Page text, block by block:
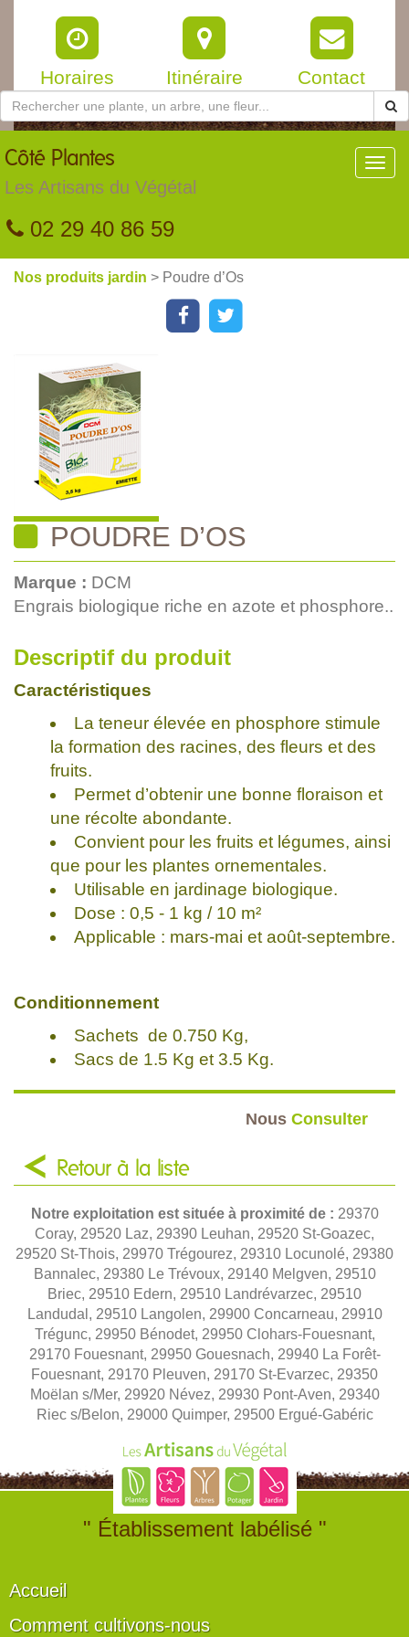
Horaires Itinéraire Contact
Côté Plantes
Les Artisans du Végétal
02 29 40 86 59
Nos produits jardin > Poudre d’Os
POUDRE D’OS
Marque : DCM
Engrais biologique riche en azote et phosphore..
Descriptif du produit
Caractéristiques
La teneur élevée en phosphore stimule
la formation des racines, des fleurs et des
fruits.
Permet d’obtenir une bonne floraison et
une récolte abondante.
Convient pour les fruits et légumes, ainsi
que pour les plantes ornementales.
Utilisable en jardinage biologique.
Dose : 0,5 - 1 kg / 10 m²
Applicable : mars-mai et août-septembre.
Conditionnement
Sachets de 0.750 Kg,
Sacs de 1.5 Kg et 3.5 Kg.
Nous Consulter
Retour à la liste
Notre exploitation est située à proximité de : 29370
Coray, 29520 Laz, 29390 Leuhan, 29520 St-Goazec,
29520 St-Thois, 29970 Trégourez, 29310 Locunolé, 29380
Bannalec, 29380 Le Trévoux, 29140 Melgven, 29510
Briec, 29510 Edern, 29510 Landrévarzec, 29510
Landudal, 29510 Langolen, 29900 Concarneau, 29910
Trégunc, 29950 Bénodet, 29950 Clohars-Fouesnant,
29170 Fouesnant, 29950 Gouesnach, 29940 La Forêt-
Fouesnant, 29170 Pleuven, 29170 St-Evarzec, 29350
Moëlan s/Mer, 29920 Névez, 29930 Pont-Aven, 29340
Riec s/Belon, 29000 Quimper, 29500 Ergué-Gabéric
" Établissement labélisé "
Accueil
Comment cultivons-nous